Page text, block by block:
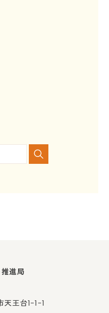
進局
王台1-1-1